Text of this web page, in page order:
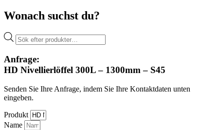
Wonach suchst du?
Products
search
Anfrage:
HD Nivellierlöffel 300L – 1300mm – S45
Senden Sie Ihre Anfrage, indem Sie Ihre Kontaktdaten unten
eingeben.
Produkt
Name